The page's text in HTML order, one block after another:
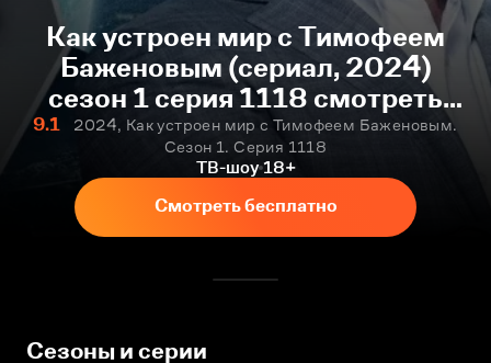
Как устроен мир с Тимофеем
Баженовым (сериал, 2024)
сезон 1 серия 1118 смотреть
онлайн бесплатно
9.1
2024, Как устроен мир с Тимофеем Баженовым.
Сезон 1. Серия 1118
ТВ-шоу 18+
Смотреть бесплатно
Сезоны и серии